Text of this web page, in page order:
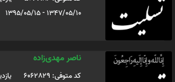
1347/05/10 - 1395/05/15
ناصر مهدی‌زاده
کد متوفی: 6062829